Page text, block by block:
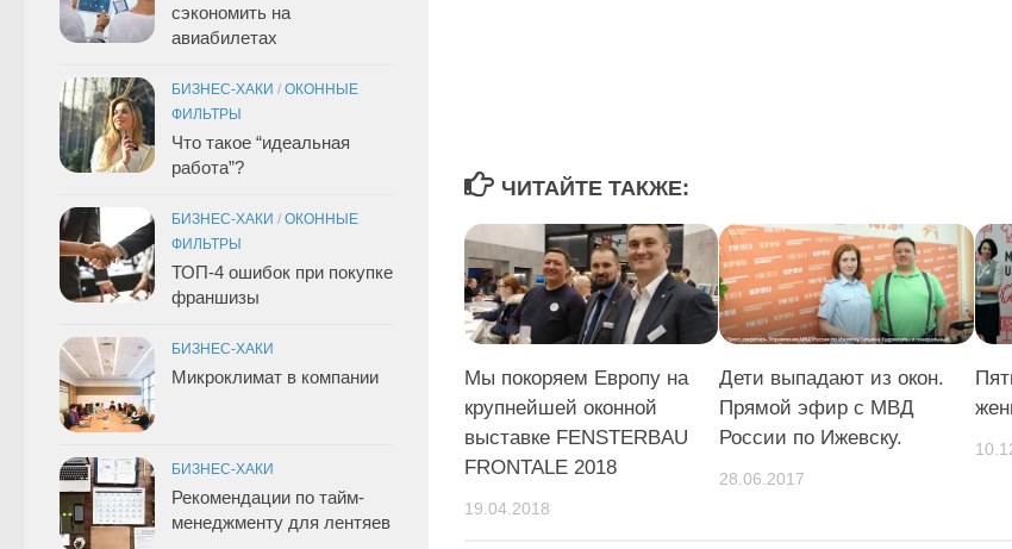
ЧИТАЙТЕ ТАКЖЕ:
Мы покоряем Европу на
крупнейшей оконной
выставке FENSTERBAU
FRONTALE 2018
19.04.2018
Дети выпадают из окон.
Прямой эфир с МВД
России по Ижевску.
28.06.2017
сэкономить на
авиабилетах
БИЗНЕС-ХАКИ / ОКОННЫЕ
ФИЛЬТРЫ
Что такое “идеальная
работа”?
БИЗНЕС-ХАКИ / ОКОННЫЕ
ФИЛЬТРЫ
ТОП-4 ошибок при покупке
франшизы
БИЗНЕС-ХАКИ
Микроклимат в компании
БИЗНЕС-ХАКИ
Рекомендации по тайм-
менеджменту для лентяев